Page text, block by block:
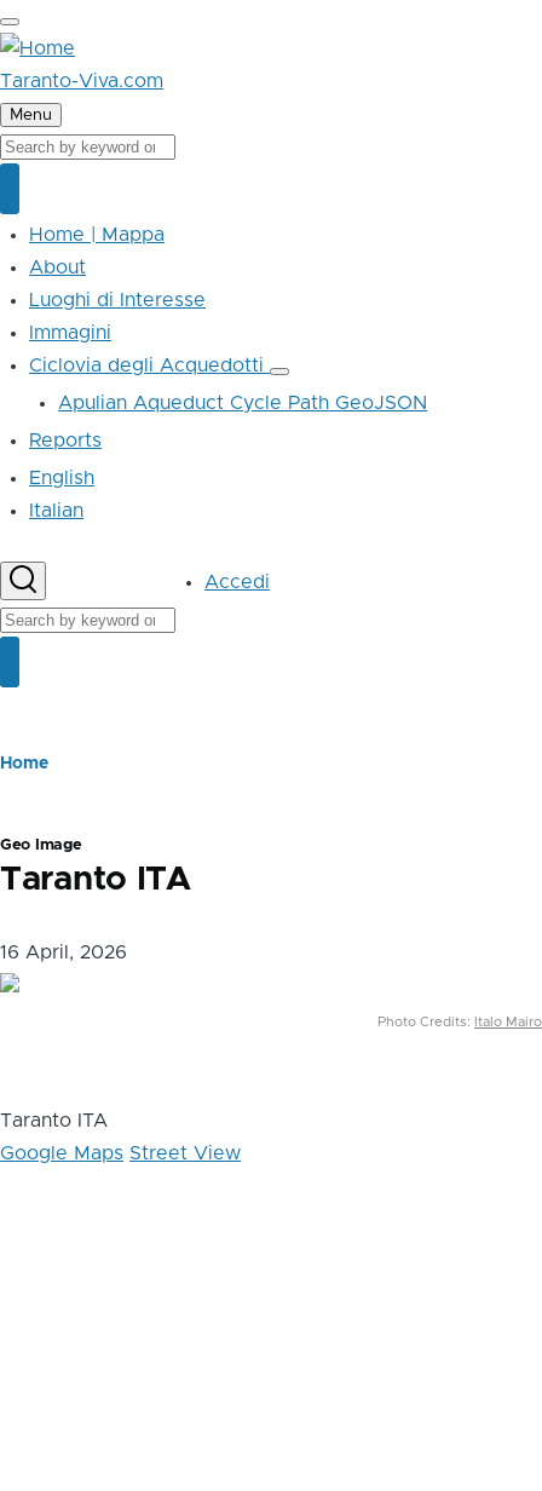
Skip
to
main
content
Taranto-Viva.com
Menu
Cerca
Main
navigation
Home | Mappa
About
Luoghi di Interesse
Immagini
Ciclovia degli Acquedotti
Ciclovia
degli
Acquedotti
Apulian Aqueduct Cycle Path GeoJSON
Reports
English
Italian
Cerca
UserAccedi
Briciole
pane
Home
Geo Image
Taranto ITA
16 April, 2026
Photo Credits: Italo Mairo
Taranto ITA
Google Maps Street View